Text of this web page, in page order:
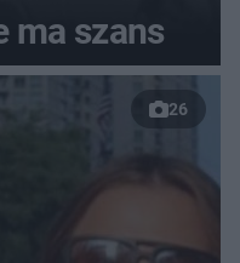
ma szans
26